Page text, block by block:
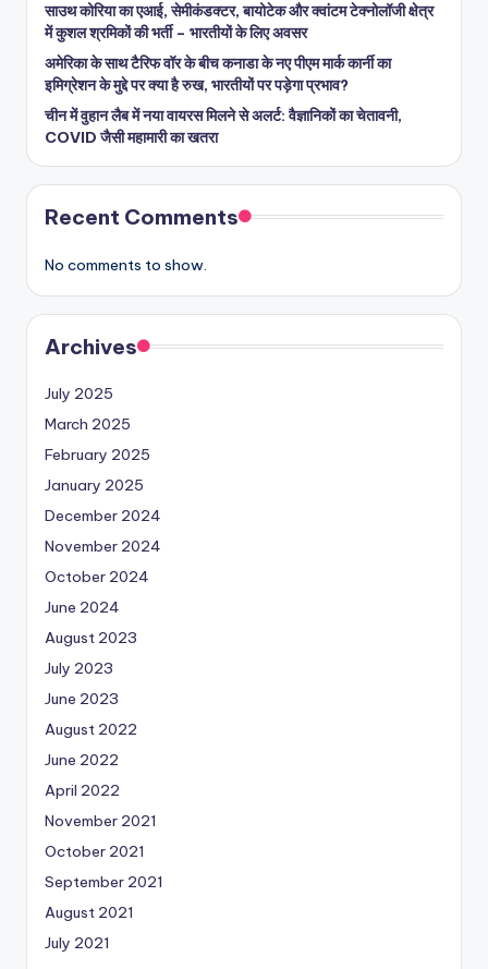
साउथ कोरिया का एआई, सेमीकंडक्टर, बायोटेक और क्वांटम टेक्नोलॉजी क्षेत्र
में कुशल श्रमिकों की भर्ती – भारतीयों के लिए अवसर
अमेरिका के साथ टैरिफ वॉर के बीच कनाडा के नए पीएम मार्क कार्नी का
इमिग्रेशन के मुद्दे पर क्या है रुख, भारतीयों पर पड़ेगा प्रभाव?
चीन में वुहान लैब में नया वायरस मिलने से अलर्ट: वैज्ञानिकों का चेतावनी,
COVID जैसी महामारी का खतरा
Recent Comments
No comments to show.
Archives
July 2025
March 2025
February 2025
January 2025
December 2024
November 2024
October 2024
June 2024
August 2023
July 2023
June 2023
August 2022
June 2022
April 2022
November 2021
October 2021
September 2021
August 2021
July 2021